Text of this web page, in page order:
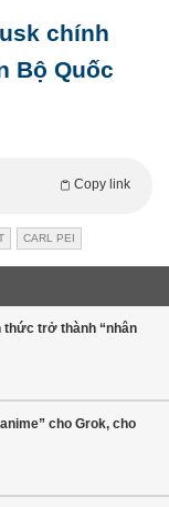
chính
Bộ Quốc
Copy link
CARL PEI
thức trở thành “nhân
cho Grok, cho